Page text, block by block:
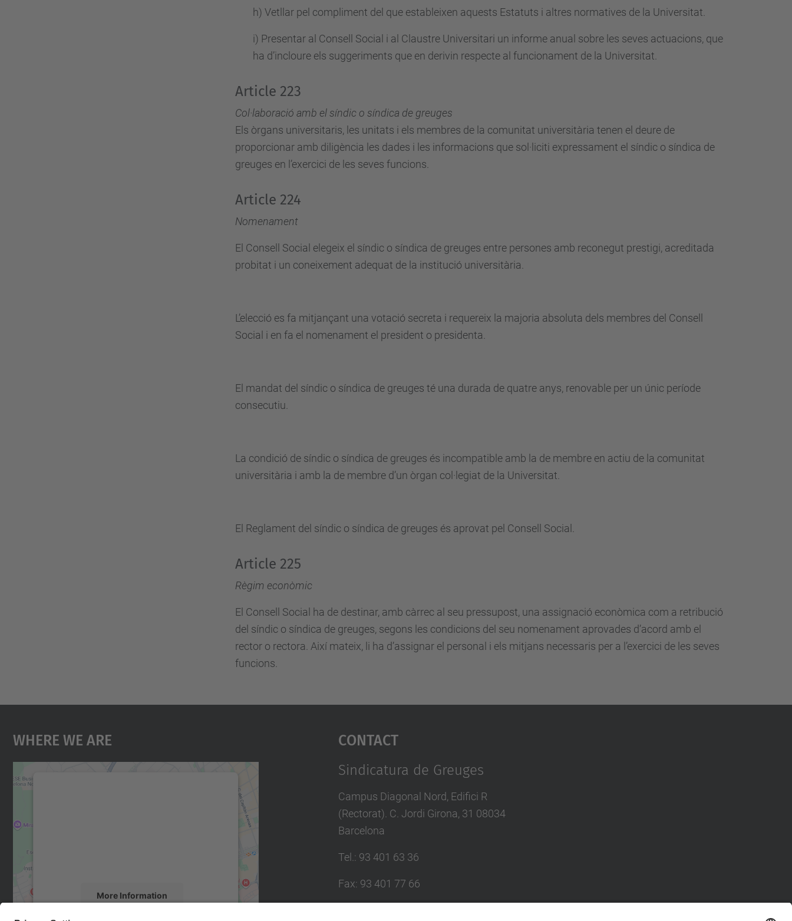
h) Vetllar pel compliment del que estableixen aquests Estatuts i altres normatives de la Universitat.
i) Presentar al Consell Social i al Claustre Universitari un informe anual sobre les seves actuacions, que
ha d’incloure els suggeriments que en derivin respecte al funcionament de la Universitat.
Article 223
Col·laboració amb el síndic o síndica de greuges
Els òrgans universitaris, les unitats i els membres de la comunitat universitària tenen el deure de
proporcionar amb diligència les dades i les informacions que sol·liciti expressament el síndic o síndica de
greuges en l’exercici de les seves funcions.
Article 224
Nomenament
El Consell Social elegeix el síndic o síndica de greuges entre persones amb reconegut prestigi, acreditada
probitat i un coneixement adequat de la institució universitària.
L’elecció es fa mitjançant una votació secreta i requereix la majoria absoluta dels membres del Consell
Social i en fa el nomenament el president o presidenta.
El mandat del síndic o síndica de greuges té una durada de quatre anys, renovable per un únic període
consecutiu.
La condició de síndic o síndica de greuges és incompatible amb la de membre en actiu de la comunitat
universitària i amb la de membre d’un òrgan col·legiat de la Universitat.
El Reglament del síndic o síndica de greuges és aprovat pel Consell Social.
Article 225
Règim econòmic
El Consell Social ha de destinar, amb càrrec al seu pressupost, una assignació econòmica com a retribució
del síndic o síndica de greuges, segons les condicions del seu nomenament aprovades d’acord amb el
rector o rectora. Així mateix, li ha d’assignar el personal i els mitjans necessaris per a l’exercici de les seves
funcions.
Where We Are
More Information
Contact
Sindicatura de Greuges
Campus Diagonal Nord, Edifici R
(Rectorat). C. Jordi Girona, 31 08034
Barcelona
Tel. : 93 401 63 36
Fax: 93 401 77 66